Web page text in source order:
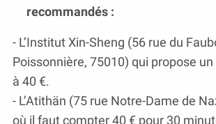
recommandés :
- L’Institut Xin-Sheng (56 rue du
Poissonnière, 75010) qui propose un
à 40 €.
- L’Atithän (75 rue Notre-Dame de
où il faut compter 40 € pour 30